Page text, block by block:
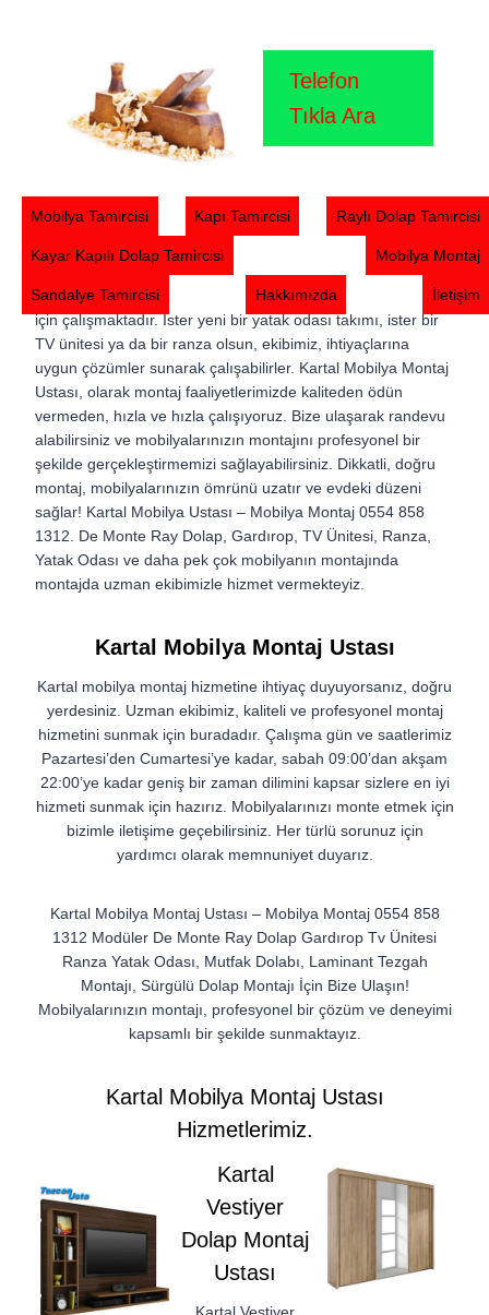
Telefon
Tıkla Ara
Mobilya Tamircisi Kapı Tamircisi Raylı Dolap Tamircisi
Kayar Kapılı Dolap Tamircisi Mobilya Montaj
Sandalye Tamircisi Hakkımızda İletişim
Kartal Mobilya Montaj Ustası – Mobilya montajı, hem zaman
alıcı hem de dikkatli bir şekilde birleştirilir. Bu nedenle,
profesyonel bir ekipten yardım alınır, hem sizin hem de sizin
Ekibimiz, mobilya montaj konusunda deneyimine sahip
ustalardan oluşmakta ve her türlü mobilya montajını
sorunsuz bir şekilde gerçekleştirmektedir. mobilyaları
kolayca kurabilen ve montaj sırasında her türlü sorunu
anında çözebilen uzmanlarımız, size en iyi hizmeti sunmak
için çalışmaktadır. İster yeni bir yatak odası takımı, ister bir
TV ünitesi ya da bir ranza olsun, ekibimiz, ihtiyaçlarına
uygun çözümler sunarak çalışabilirler. Kartal Mobilya Montaj
Ustası, olarak montaj faaliyetlerimizde kaliteden ödün
vermeden, hızla ve hızla çalışıyoruz. Bize ulaşarak randevu
alabilirsiniz ve mobilyalarınızın montajını profesyonel bir
şekilde gerçekleştirmemizi sağlayabilirsiniz. Dikkatli, doğru
montaj, mobilyalarınızın ömrünü uzatır ve evdeki düzeni
sağlar! Kartal Mobilya Ustası – Mobilya Montaj 0554 858
1312. De Monte Ray Dolap, Gardırop, TV Ünitesi, Ranza,
Yatak Odası ve daha pek çok mobilyanın montajında ​​
montajda uzman ekibimizle hizmet vermekteyiz.
Kartal Mobilya Montaj Ustası
Kartal mobilya montaj hizmetine ihtiyaç duyuyorsanız, doğru
yerdesiniz. Uzman ekibimiz, kaliteli ve profesyonel montaj
hizmetini sunmak için buradadır. Çalışma gün ve saatlerimiz
Pazartesi’den Cumartesi’ye kadar, sabah 09:00’dan akşam
22:00’ye kadar geniş bir zaman dilimini kapsar sizlere en iyi
hizmeti sunmak için hazırız. Mobilyalarınızı monte etmek için
bizimle iletişime geçebilirsiniz. Her türlü sorunuz için
yardımcı olarak memnuniyet duyarız.
Kartal Mobilya Montaj Ustası – Mobilya Montaj 0554 858
1312 Modüler De Monte Ray Dolap Gardırop Tv Ünitesi
Ranza Yatak Odası, Mutfak Dolabı, Laminant Tezgah
Montajı, Sürgülü Dolap Montajı İçin Bize Ulaşın!
Mobilyalarınızın montajı, profesyonel bir çözüm ve deneyimi
kapsamlı bir şekilde sunmaktayız.
Kartal Mobilya Montaj Ustası
Hizmetlerimiz.
Kartal
Vestiyer
Dolap Montaj
Ustası